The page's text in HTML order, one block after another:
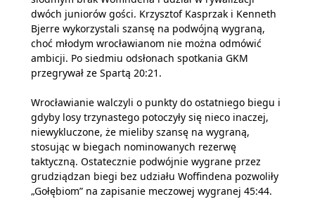
dwóch juniorów gości. Krzysztof Kasprzak i Kenneth
Bjerre wykorzystali szansę na podwójną wygraną,
choć młodym wrocławianom nie można odmówić
ambicji. Po siedmiu odsłonach spotkania GKM
przegrywał ze Spartą 20:21.
Wrocławianie walczyli o punkty do ostatniego biegu i
gdyby losy trzynastego potoczyły się nieco inaczej,
niewykluczone, że mieliby szansę na wygraną,
stosując w biegach nominowanych rezerwę
taktyczną. Ostatecznie podwójnie wygrane przez
grudziądzan biegi bez udziału Woffindena pozwoliły
„Gołębiom” na zapisanie meczowej wygranej 45:44.